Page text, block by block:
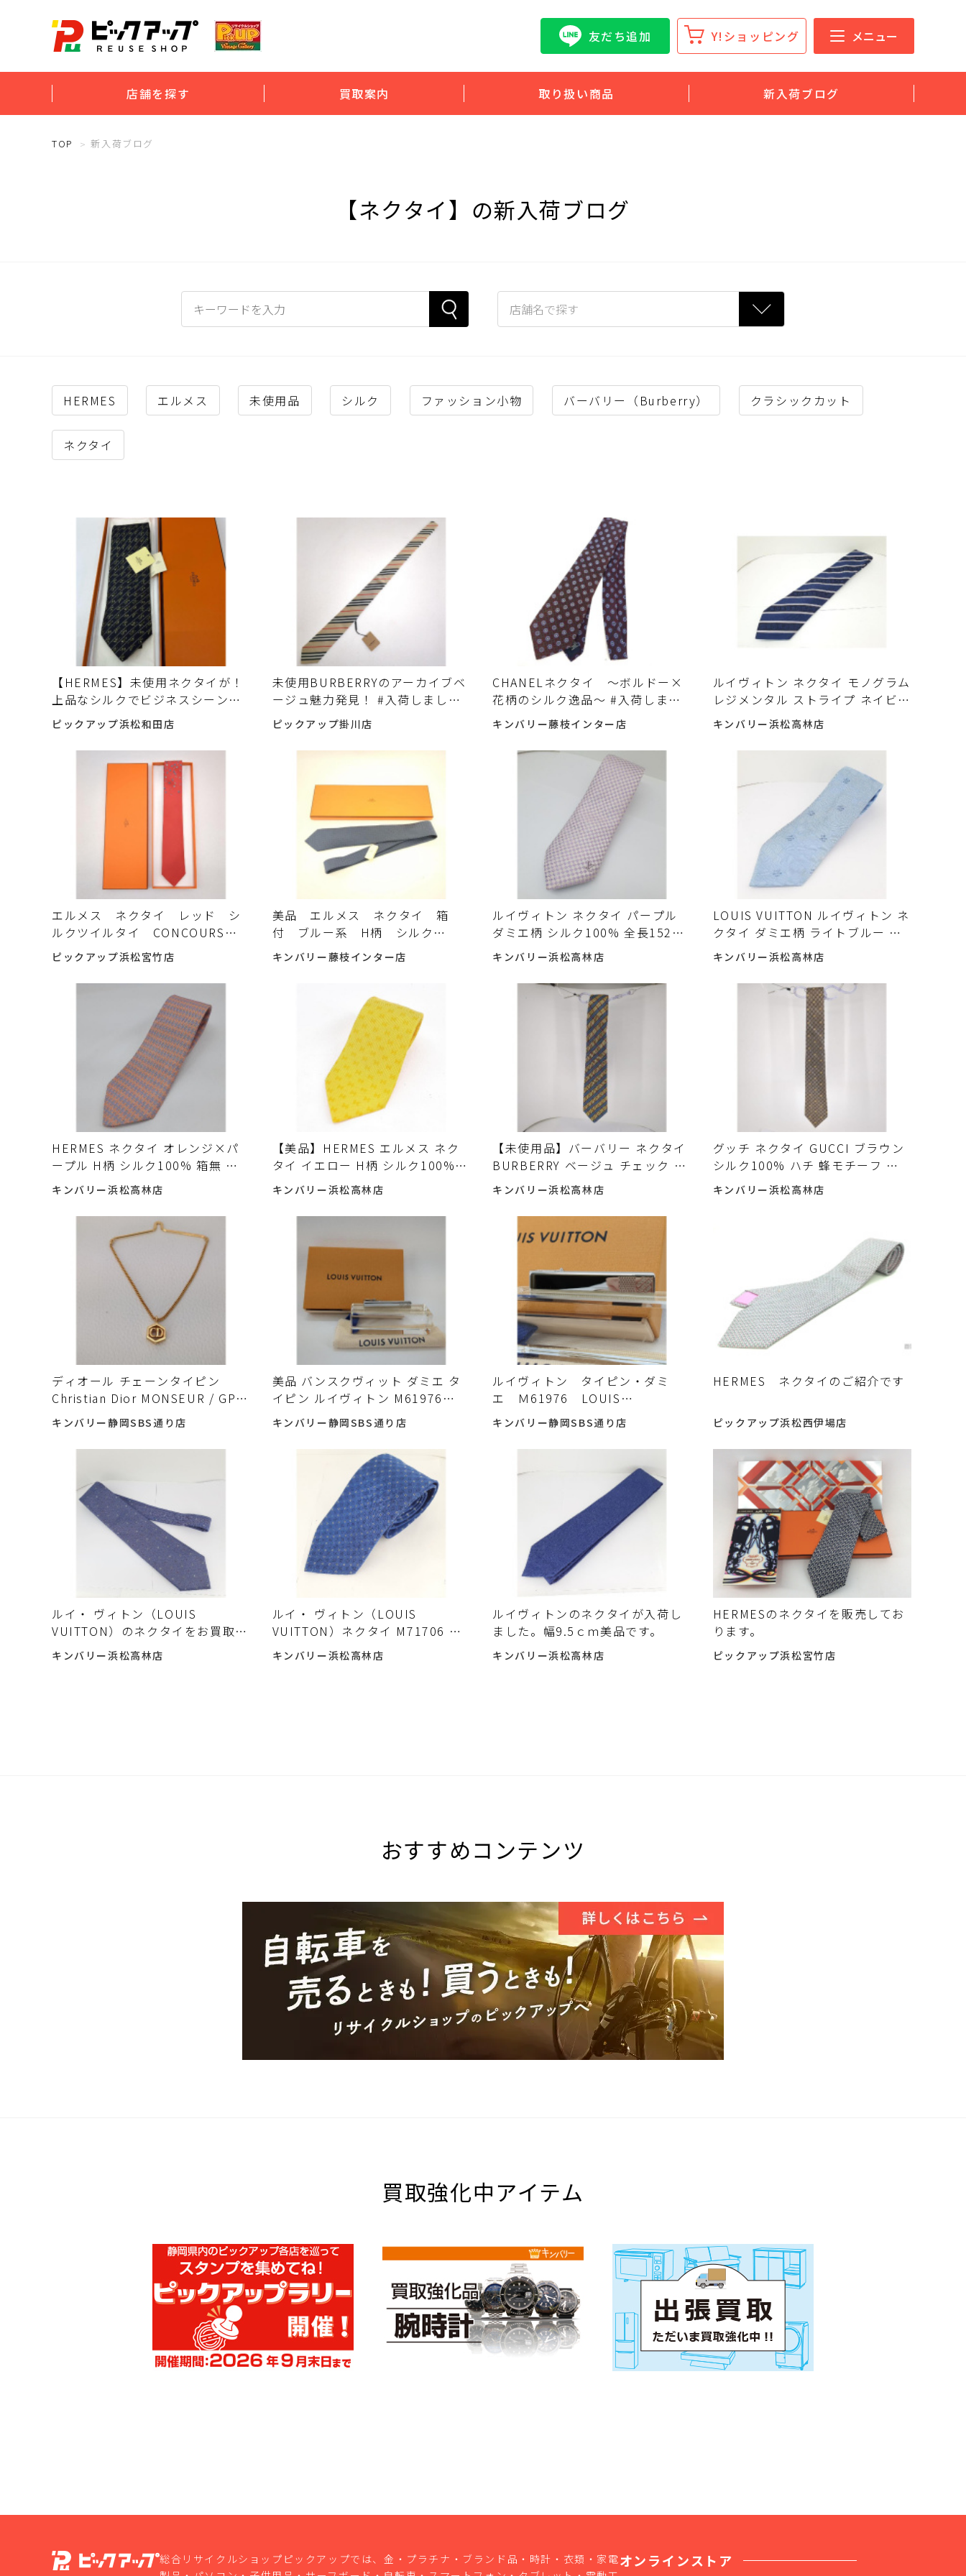
友だち追加 Y!ショッピング メニュー
店舗を探す 買取案内 取り扱い商品 新入荷ブログ
TOP 新入荷ブログ
【ネクタイ】の新入荷ブログ
HERMES エルメス 未使用品 シルク ファッション小物 バーバリー（Burberry） クラシックカット
ネクタイ
【HERMES】未使用ネクタイが！
上品なシルクでビジネスシーンに
彩りを
ピックアップ浜松和田店
未使用BURBERRYのアーカイブベ
ージュ魅力発見！ #入荷しました
♪
ピックアップ掛川店
CHANELネクタイ ～ボルドー×
花柄のシルク逸品～ #入荷しまし
た♪
キンバリー藤枝インター店
ルイヴィトン ネクタイ モノグラム
レジメンタル ストライプ ネイビー
系 シルク100％ LOUIS VUITTON
入荷しました♪
キンバリー浜松高林店
エルメス ネクタイ レッド シ
ルクツイルタイ CONCOURS
HIPPIQUE SHU 6335PA
HERMES 入荷しました♪
ピックアップ浜松宮竹店
美品 エルメス ネクタイ 箱
付 ブルー系 H柄 シルク
100％ メンズ 中古 古着
HERMES 入荷しました♪
キンバリー藤枝インター店
ルイヴィトン ネクタイ パープル
ダミエ柄 シルク100% 全長152ｃ
ｍ LOUIS VUITTON 入荷しました
♪
キンバリー浜松高林店
LOUIS VUITTON ルイヴィトン ネ
クタイ ダミエ柄 ライトブルー シ
ルク100% 全長152ｃｍ 入荷しま
した♪
キンバリー浜松高林店
HERMES ネクタイ オレンジ×パ
ープル H柄 シルク100% 箱無 全
長152ｃｍ HERMES 入荷しました
♪
キンバリー浜松高林店
【美品】HERMES エルメス ネク
タイ イエロー H柄 シルク100%
箱無 全長152ｃｍ HERMES 入荷
しました♪
キンバリー浜松高林店
【未使用品】バーバリー ネクタイ
BURBERRY ベージュ チェック シ
ルク 全長 約148ｃｍ 入荷しまし
た
キンバリー浜松高林店
グッチ ネクタイ GUCCI ブラウン
シルク100% ハチ 蜂モチーフ 箱
付 メンズ イタリア製 インターロ
ッキングロゴ 入荷しました
キンバリー浜松高林店
ディオール チェーンタイピン
Christian Dior MONSEUR / GP
箱・ギャランティカード付 ゴール
ドカラー 入荷しました♪
キンバリー静岡SBS通り店
美品 バンスクヴィット ダミエ タ
イピン ルイヴィトン M61976
LOUIS VUITTON 箱・布袋付
Silver US0212入荷しました♪
キンバリー静岡SBS通り店
ルイヴィトン タイピン・ダミ
エ Ｍ61976 LOUIS
VUITTON 買取り 入荷 致しま
した♪
キンバリー静岡SBS通り店
HERMES ネクタイのご紹介です
ピックアップ浜松西伊場店
ルイ・ ヴィトン（LOUIS
VUITTON）のネクタイをお買取り
致しました。
キンバリー浜松高林店
ルイ・ ヴィトン（LOUIS
VUITTON）ネクタイ M71706 入
荷しました
キンバリー浜松高林店
ルイヴィトンのネクタイが入荷し
ました。幅9.5ｃｍ美品です。
キンバリー浜松高林店
HERMESのネクタイを販売してお
ります。
ピックアップ浜松宮竹店
おすすめコンテンツ
買取強化中アイテム
総合リサイクルショップピックアップでは、金・プラチナ・ブランド品・時計・衣類・家電オンラインストア